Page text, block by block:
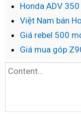
Honda ADV
Việt Nam bán
Giá rebel 500
Giá mua góp